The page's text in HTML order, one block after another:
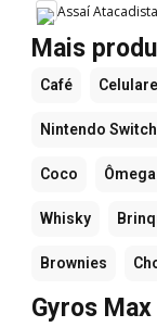
Assaí Atacadista
Mais
Café
Nintendo Switch
Coco Ômega
Whisky
Brownies
Gyros